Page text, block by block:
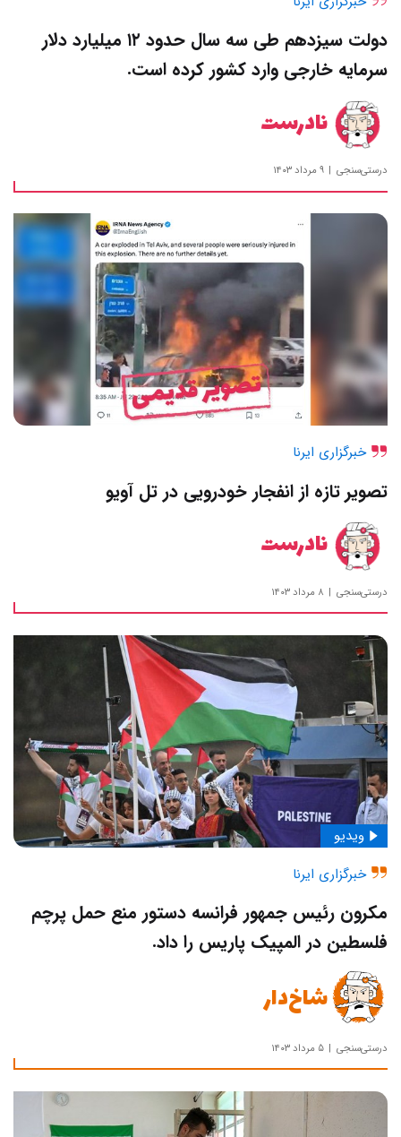
دولت سیزدهم طی سه سال حدود ۱۲ میلیارد دلار
سرمایه خارجی وارد کشور کرده است.
نادرست
درستی‌سنجی ۹ مرداد ۱۴۰۳
خبرگزاری ایرنا
تصویر تازه از انفجار خودرویی در تل آویو
نادرست
درستی‌سنجی ۸ مرداد ۱۴۰۳
خبرگزاری ایرنا
ویدیو
مکرون رئیس جمهور فرانسه دستور منع حمل پرچم
فلسطین در المپیک پاریس را داد.
شاخ‌دار
درستی‌سنجی ۵ مرداد ۱۴۰۳